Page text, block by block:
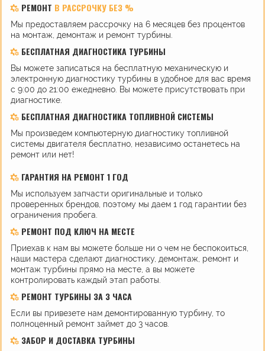
РЕМОНТ В РАССРОЧКУ БЕЗ %
Мы предоставляем рассрочку на 6 месяцев без процентов
на монтаж, демонтаж и ремонт турбины.
БЕСПЛАТНАЯ ДИАГНОСТИКА ТУРБИНЫ
Вы можете записаться на бесплатную механическую и
электронную диагностику турбины в удобное для вас время
с 9:00 до 21:00 ежедневно. Вы можете присутствовать при
диагностике.
БЕСПЛАТНАЯ ДИАГНОСТИКА ТОПЛИВНОЙ СИСТЕМЫ
Мы произведем компьютерную диагностику топливной
системы двигателя бесплатно, независимо останетесь на
ремонт или нет!
ГАРАНТИЯ НА РЕМОНТ 1 ГОД
Мы используем запчасти оригинальные и только
проверенных брендов, поэтому мы даем 1 год гарантии без
ограничения пробега.
РЕМОНТ ПОД КЛЮЧ НА МЕСТЕ
Приехав к нам вы можете больше ни о чем не беспокоиться,
наши мастера сделают диагностику, демонтаж, ремонт и
монтаж турбины прямо на месте, а вы можете
контролировать каждый этап работы.
РЕМОНТ ТУРБИНЫ ЗА 3 ЧАСА
Если вы привезете нам демонтированную турбину, то
полноценный ремонт займет до 3 часов.
ЗАБОР И ДОСТАВКА ТУРБИНЫ